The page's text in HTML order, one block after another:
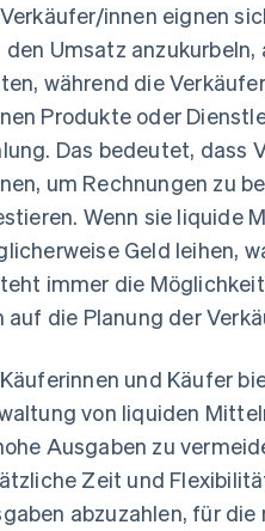
innen eignen
den Umsatz
während die
Produkte oder
Das bedeutet, dass
um Rechnungen zu
Wenn sie liquide
Geld leihen,
immer die
auf die Planung der
und Käufer
von liquiden
Ausgaben zu
Zeit und
abzuzahlen, für